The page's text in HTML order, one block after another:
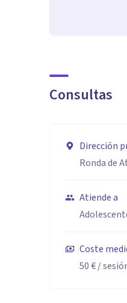
Consultas
Dirección
Ronda de
Atiende a
Coste
50 €/